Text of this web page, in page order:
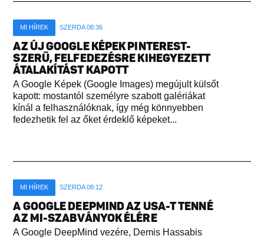
MI HÍREK SZERDA 08:36
AZ ÚJ GOOGLE KÉPEK PINTEREST-
SZERŰ, FELFEDEZÉSRE KIHEGYEZETT
ÁTALAKÍTÁST KAPOTT
A Google Képek (Google Images) megújult külsőt
kapott: mostantól személyre szabott galériákat
kínál a felhasználóknak, így még könnyebben
fedezhetik fel az őket érdeklő képeket...
MI HÍREK SZERDA 08:12
A GOOGLE DEEPMIND AZ USA-T TENNÉ
AZ MI-SZABVÁNYOK ÉLÉRE
A Google DeepMind vezére, Demis Hassabis